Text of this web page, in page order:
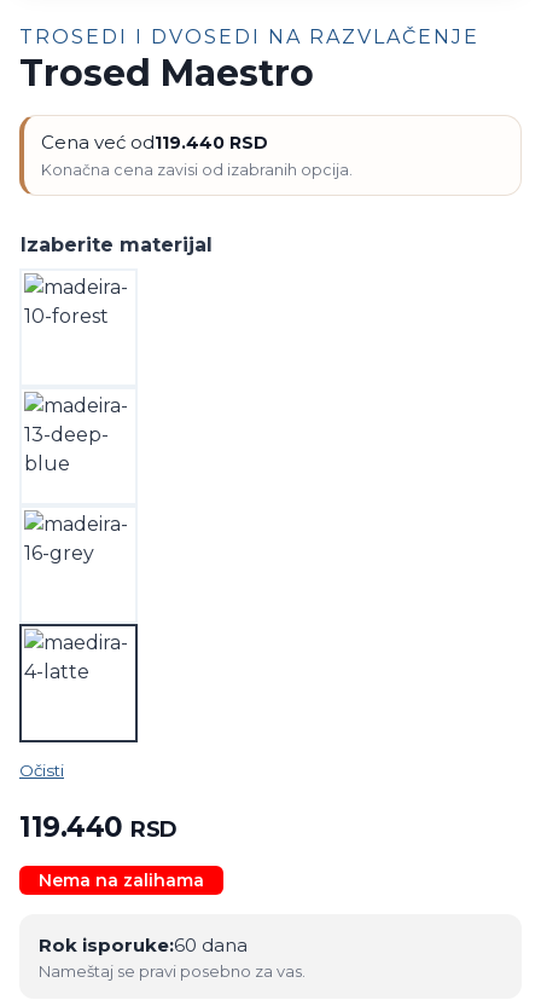
TROSEDI I DVOSEDI NA RAZVLAČENJE
Trosed Maestro
Cena već od119.440 RSD
Izaberite materijal
Očisti
119.440 RSD
Nema na zalihama
Rok isporuke:60 dana
Nameštaj se pravi posebno za vas.